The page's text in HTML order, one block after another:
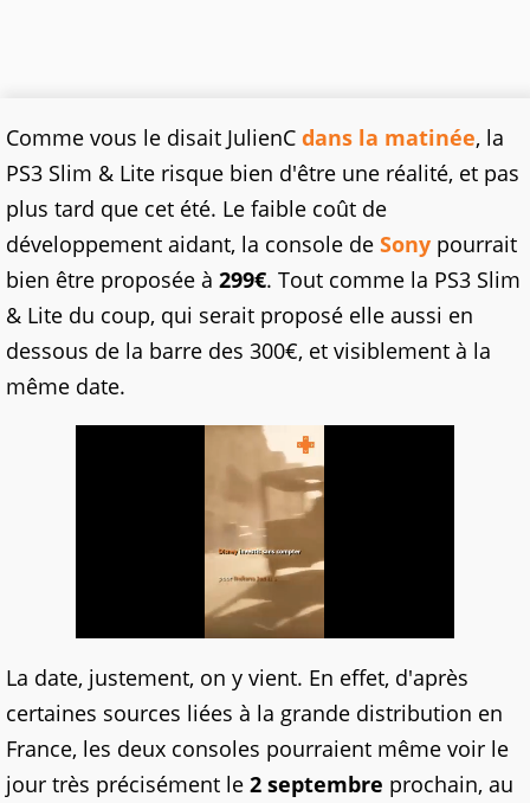
Comme vous le disait JulienC dans la matinée, la
PS3 Slim & Lite risque bien d'être une réalité, et pas
plus tard que cet été. Le faible coût de
développement aidant, la console de Sony pourrait
bien être proposée à 299€. Tout comme la PS3 Slim
& Lite du coup, qui serait proposé elle aussi en
dessous de la barre des 300€, et visiblement à la
même date.
La date, justement, on y vient. En effet, d'après
certaines sources liées à la grande distribution en
France, les deux consoles pourraient même voir le
jour très précisément le 2 septembre prochain, au